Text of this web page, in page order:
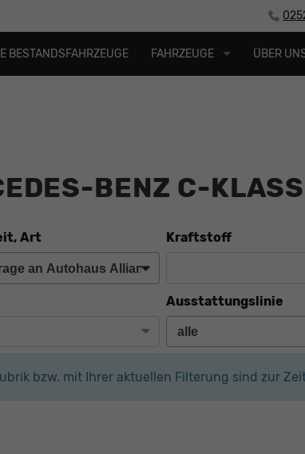
BESTANDSFAHRZEUGE FAHRZEUGE ÜBER
BENZ C-
Art Kraftstoff
Ausstattungslinie
bzw. mit Ihrer aktuellen Filterung sind zur